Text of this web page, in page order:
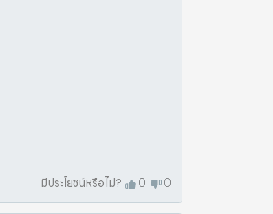
มีประโยชน์หรือไม่? 0 0